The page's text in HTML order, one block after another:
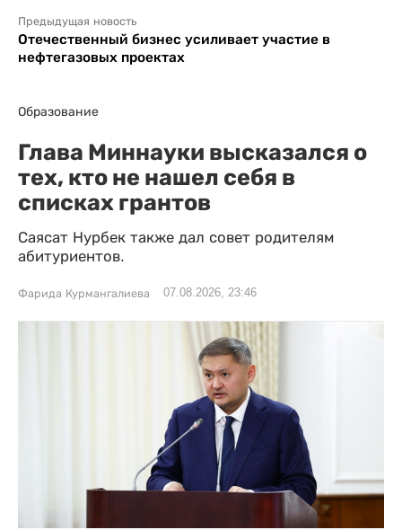
Предыдущая новость
Отечественный бизнес усиливает участие в
нефтегазовых проектах
Образование
Глава Миннауки высказался о
тех, кто не нашел себя в
списках грантов
Саясат Нурбек также дал совет родителям
абитуриентов.
Фарида Курмангалиева 07.08.2026, 23:46